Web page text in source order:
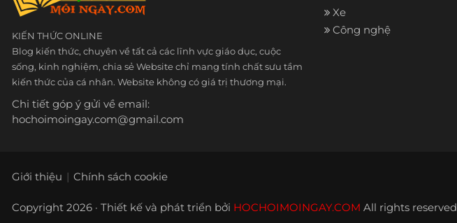
KIẾN THỨC ONLINE
Blog kiến thức, chuyên về tất cả các lĩnh vực giáo dục, cuộc
sống, kinh nghiệm, chia sẻ Website chỉ mang tính chất sưu tầm
kiến thức của cá nhân. Website không có giá trị thương mại.
Chi tiết góp ý gửi về email:
hochoimoingay.com@gmail.com
Xe
Công nghệ
Giới thiệu Chính sách cookie
Copyright 2026 · Thiết kế và phát triển bởi HOCHOIMOINGAY.COM All rights reserved